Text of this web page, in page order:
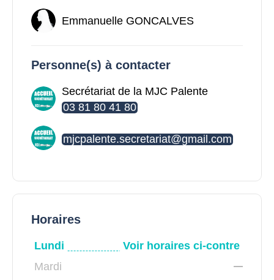
Emmanuelle GONCALVES
Personne(s) à contacter
Secrétariat de la MJC Palente
03 81 80 41 80
mjcpalente.secretariat@gmail.com
Horaires
Lundi
Voir horaires ci-contre
Mardi